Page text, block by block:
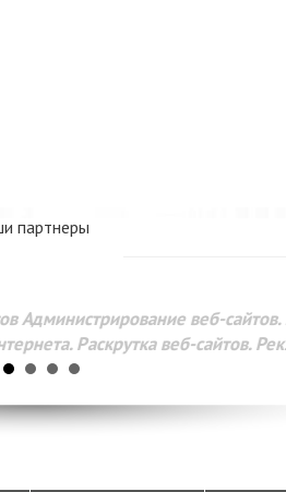
партнеры
Администрирование веб-сайтов.
Раскрутка веб-сайтов.